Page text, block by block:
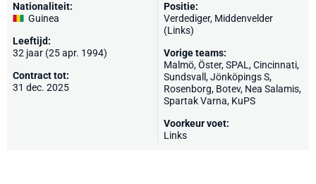
Nationaliteit:
Guinea
Leeftijd:
32 jaar (25 apr. 1994)
Contract tot:
31 dec. 2025
Positie:
Verdediger, Middenvelder
(Links)
Vorige teams:
Malmö,Öster,SPAL ,Cincinnati,
Sundsvall, Jönköpings S,
Rosenborg, Botev, Nea Salamis,
Spartak Varna, KuPS
Voorkeur voet:
Links